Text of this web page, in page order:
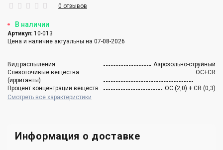
0 отзывов
В наличии
Артикул: 10-013
Цена и наличие актуальны на 07-08-2026
Вид распыления
Аэрозольно-струйный
Слезоточивые вещества
(ирританты)
ОC+CR
Процент концентрации веществ
ОС (2,0) + CR (0,3)
Смотреть все характеристики
Информация о доставке